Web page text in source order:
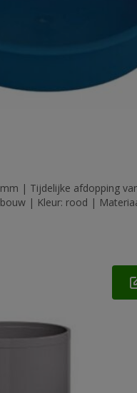
| Tijdelijke afdopping
| Kleur: rood |